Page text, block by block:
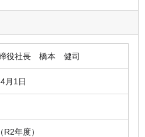
役社長 橋本 健司
月1日
R2年度）